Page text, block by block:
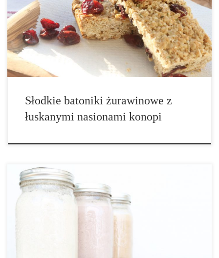
większe niż 8×8. Możesz owinąć batony pojedynczo w papier
pergaminowy lub bibułki. Przechowuj schłodzone, aż będą gotowe
do zjedzenia. Ilość porcji: 16 batoników Składniki: • 2 szklanki
płatków owsianych • ⅓ […]
Słodkie batoniki żurawinowe z
łuskanymi nasionami konopi
Czas wykonania: 10 minut Ilość porcji: 3 Standardowe mleko
konopne Składniki: • 3 szklanki zimnej wody • 1 szklanka